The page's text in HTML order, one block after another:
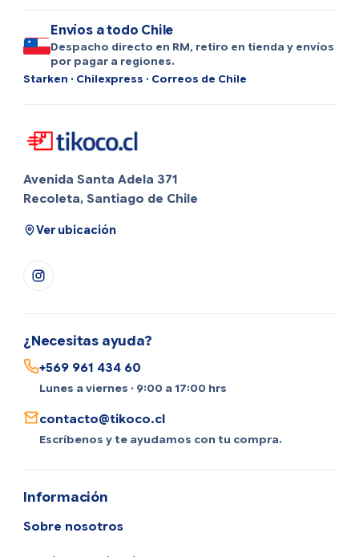
Envíos a todo Chile
Despacho directo en RM, retiro en tienda y envíos
por pagar a regiones.
Starken · Chilexpress · Correos de Chile
Avenida Santa Adela 371
Recoleta, Santiago de Chile
Ver ubicación
¿Necesitas ayuda?
+569 961 434 60
Lunes a viernes · 9:00 a 17:00 hrs
contacto@tikoco.cl
Escríbenos y te ayudamos con tu compra.
Información
Sobre nosotros